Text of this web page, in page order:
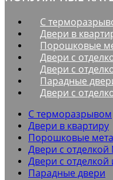
С
Двери в
Порошковые
Двери с
Двери с
Парадные
Двери с
С терморазрывом
Двери в квартиру
Порошковые
Двери с
Двери с отделкой
Парадные двери